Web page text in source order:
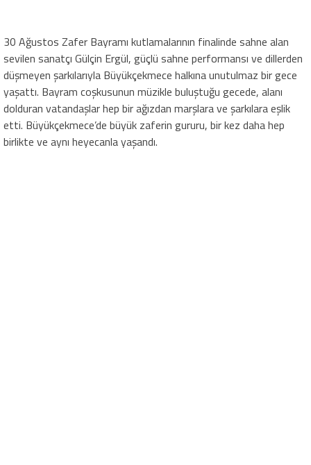
30 Ağustos Zafer Bayramı kutlamalarının finalinde sahne alan
sevilen sanatçı Gülçin Ergül, güçlü sahne performansı ve dillerden
düşmeyen şarkılarıyla Büyükçekmece halkına unutulmaz bir gece
yaşattı. Bayram coşkusunun müzikle buluştuğu gecede, alanı
dolduran vatandaşlar hep bir ağızdan marşlara ve şarkılara eşlik
etti. Büyükçekmece’de büyük zaferin gururu, bir kez daha hep
birlikte ve aynı heyecanla yaşandı.